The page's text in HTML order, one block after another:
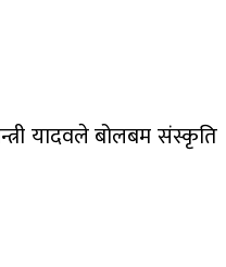
यादवले बोलबम संस्कृति